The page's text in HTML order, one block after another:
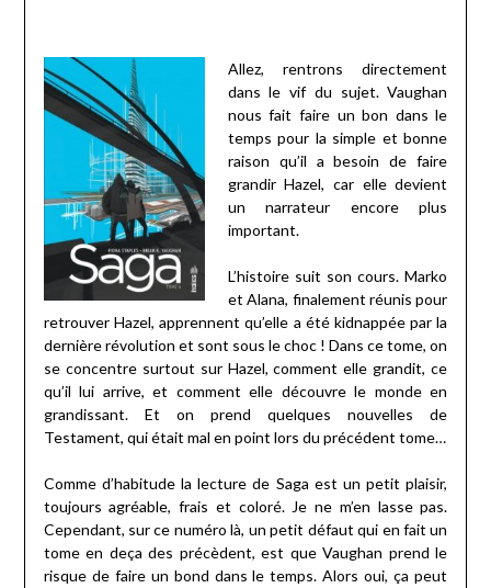
Allez, rentrons directement
dans le vif du sujet. Vaughan
nous fait faire un bon dans le
temps pour la simple et bonne
raison qu’il a besoin de faire
grandir Hazel, car elle devient
un narrateur encore plus
important.
L’histoire suit son cours. Marko
et Alana, finalement réunis pour
retrouver Hazel, apprennent qu’elle a été kidnappée par la
dernière révolution et sont sous le choc ! Dans ce tome, on
se concentre surtout sur Hazel, comment elle grandit, ce
qu’il lui arrive, et comment elle découvre le monde en
grandissant. Et on prend quelques nouvelles de
Testament, qui était mal en point lors du précédent tome…
Comme d’habitude la lecture de Saga est un petit plaisir,
toujours agréable, frais et coloré. Je ne m’en lasse pas.
Cependant, sur ce numéro là, un petit défaut qui en fait un
tome en deça des précèdent, est que Vaughan prend le
risque de faire un bond dans le temps. Alors oui, ça peut